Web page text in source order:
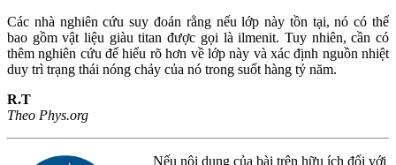
Các nhà nghiên cứu suy đoán rằng nếu lớp này tồn tại, nó có thể
bao gồm vật liệu giàu titan được gọi là ilmenit. Tuy nhiên, cần có
thêm nghiên cứu để hiểu rõ hơn về lớp này và xác định nguồn nhiệt
duy trì trạng thái nóng chảy của nó trong suốt hàng tỷ năm.
R.T
Theo Phys.org
Nếu nội dung của bài trên hữu ích đối với